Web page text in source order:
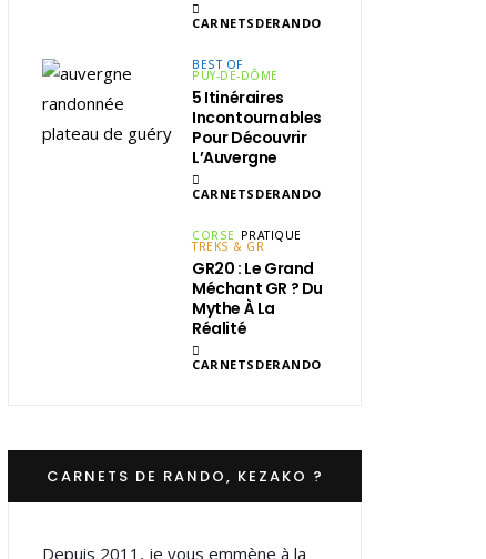
CARNETSDERANDO
BEST OF
PUY-DE-DÔME
5 Itinéraires
Incontournables
Pour Découvrir
L’Auvergne
CARNETSDERANDO
CORSE PRATIQUE
TREKS & GR
GR20 : Le Grand
Méchant GR ? Du
Mythe À La
Réalité
CARNETSDERANDO
CARNETS DE RANDO, KEZAKO ?
Depuis 2011, je vous emmène à la